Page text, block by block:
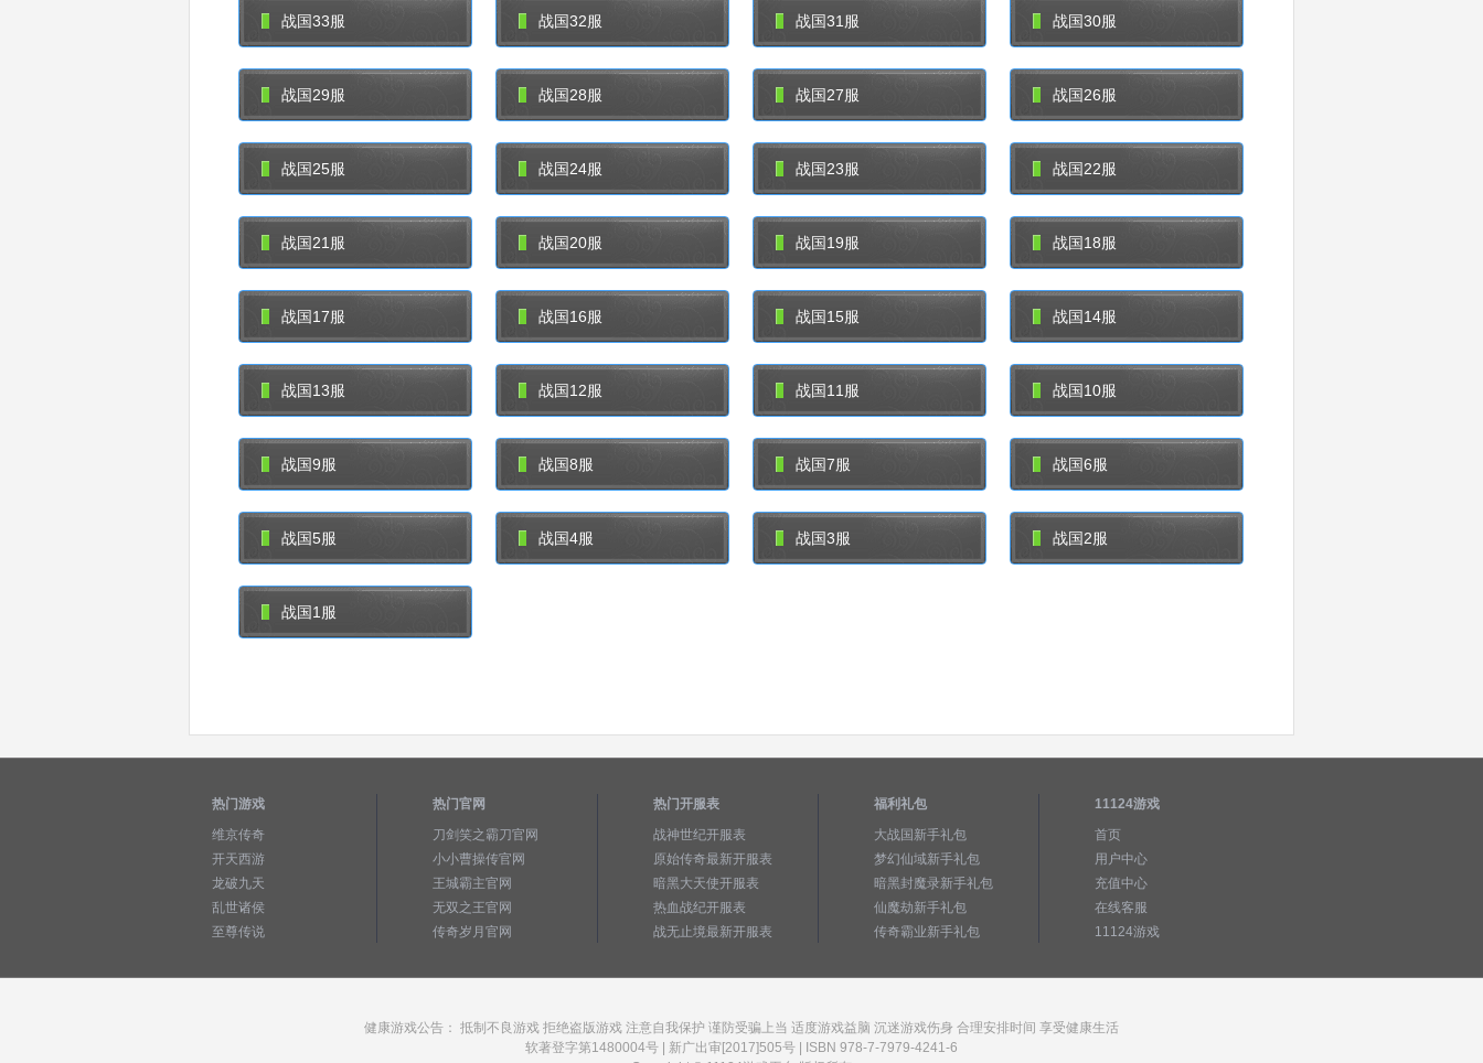
战国33服 战国32服 战国31服 战国30服
战国29服 战国28服 战国27服 战国26服
战国25服 战国24服 战国23服 战国22服
战国21服 战国20服 战国19服 战国18服
战国17服 战国16服 战国15服 战国14服
战国13服 战国12服 战国11服 战国10服
战国9服 战国8服 战国7服 战国6服
战国5服 战国4服 战国3服 战国2服
战国1服
热门游戏
维京传奇
开天西游
龙破九天
乱世诸侯
至尊传说
热门官网
刀剑笑之霸刀官网
小小曹操传官网
王城霸主官网
无双之王官网
传奇岁月官网
热门开服表
战神世纪开服表
原始传奇最新开服表
暗黑大天使开服表
热血战纪开服表
战无止境最新开服表
福利礼包
大战国新手礼包
梦幻仙域新手礼包
暗黑封魔录新手礼包
仙魔劫新手礼包
传奇霸业新手礼包
11124游戏
首页
用户中心
充值中心
在线客服
11124游戏
健康游戏公告： 抵制不良游戏 拒绝盗版游戏 注意自我保护 谨防受骗上当 适度游戏益脑 沉迷游戏伤身 合理安排时间 享受健康生活
软著登字第1480004号 | 新广出审[2017]505号 | ISBN 978-7-7979-4241-6